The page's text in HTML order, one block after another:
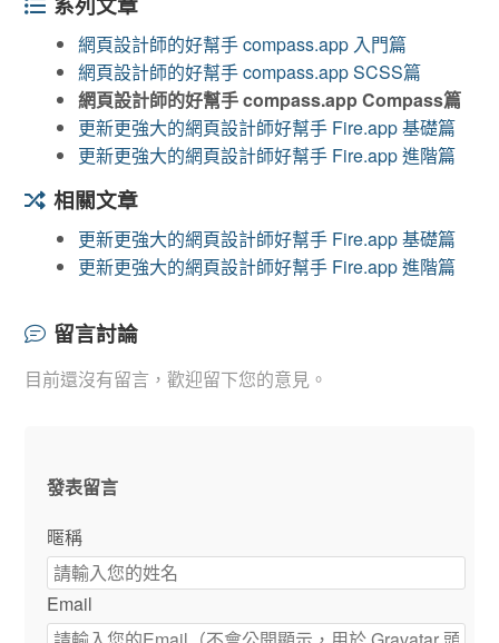
網頁設計師的好幫手 compass.app 入門篇
網頁設計師的好幫手 compass.app SCSS篇
網頁設計師的好幫手 compass.app Compass篇
更新更強大的網頁設計師好幫手 Fire.app 基礎篇
更新更強大的網頁設計師好幫手 Fire.app 進階篇
相關文章
更新更強大的網頁設計師好幫手 Fire.app 基礎篇
更新更強大的網頁設計師好幫手 Fire.app 進階篇
留言討論
目前還沒有留言，歡迎留下您的意見。
發表留言
暱稱
Email